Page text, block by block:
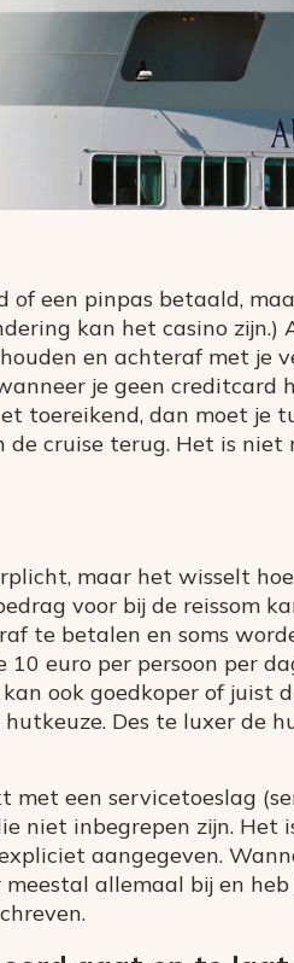
een pinpas betaald,
kan het casino zijn.)
en achteraf met je
je geen creditcard
toereikend, dan moet je
cruise terug. Het is niet
maar het wisselt
voor bij de reissom
te betalen en soms
euro per persoon per
ook goedkoper of juist
Des te luxer de
een servicetoeslag
niet inbegrepen zijn.
aangegeven.
allemaal bij en